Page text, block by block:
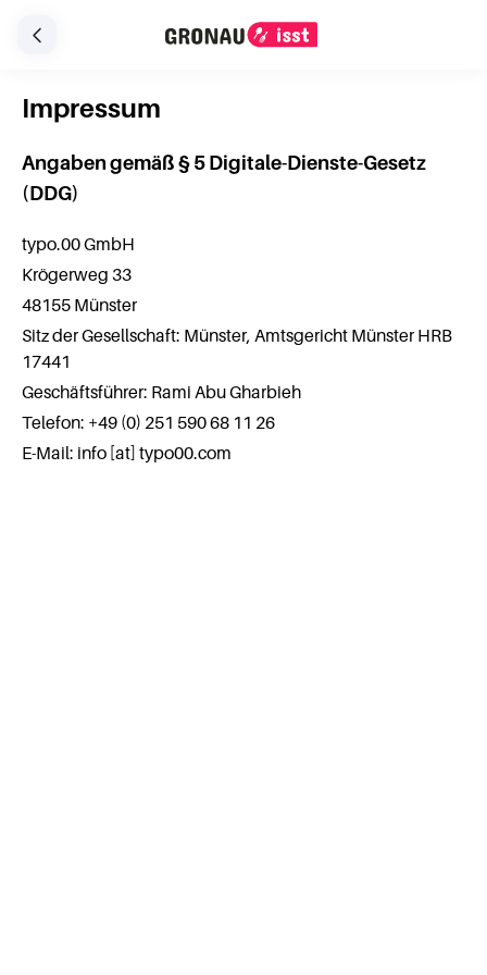
Impressum
Angaben gemäß § 5 Digitale-Dienste-Gesetz
(DDG)
typo.00 GmbH
Krögerweg 33
48155 Münster
Sitz der Gesellschaft: Münster, Amtsgericht Münster HRB
17441
Geschäftsführer: Rami Abu Gharbieh
Telefon: +49 (0) 251 590 68 11 26
E-Mail: info [at] typo00.com